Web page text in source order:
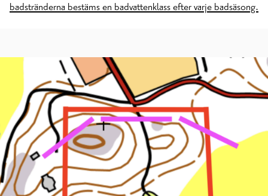
badstränderna bestäms en badvattenklass efter varje badsäsong.